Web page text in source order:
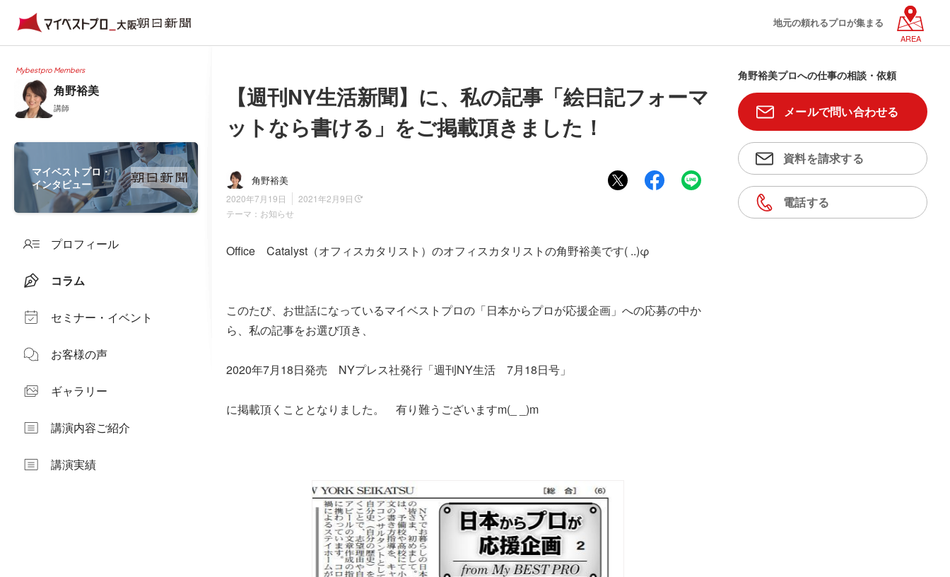
地元の頼れるプロが集まる
AREA
Mybestpro Members
角野裕美
講師
マイベストプロ・
インタビュー
プロフィール
コラム
セミナー・イベント
お客様の声
ギャラリー
講演内容ご紹介
講演実績
【週刊NY生活新聞】に、私の記事「絵日記フォーマ
ットなら書ける」をご掲載頂きました！
角野裕美
2020年7月19日
2021年2月9日
テーマ： お知らせ
Office Catalyst（オフィスカタリスト）のオフィスカタリストの角野裕美です( ..)φ
このたび、お世話になっているマイベストプロの「日本からプロが応援企画」への応募の中か
ら、私の記事をお選び頂き、
2020年7月18日発売 NYプレス社発行「週刊NY生活 7月18日号」
に掲載頂くこととなりました。 有り難うございますm(_ _)m
角野裕美プロへの仕事の相談・依頼
メールで問い合わせる
資料を請求する
電話する